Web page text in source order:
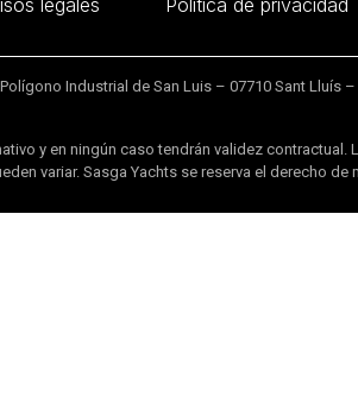
legales Política de privacidad
Industrial de San Luis – 07710 Sant Lluís
y en ningún caso tendrán validez
variar. Sasga Yachts se reserva el derecho